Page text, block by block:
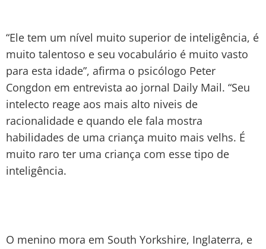
“Ele tem um nível muito superior de inteligência, é
muito talentoso e seu vocabulário é muito vasto
para esta idade”, afirma o psicólogo Peter
Congdon em entrevista ao jornal Daily Mail. “Seu
intelecto reage aos mais alto niveis de
racionalidade e quando ele fala mostra
habilidades de uma criança muito mais velhs. É
muito raro ter uma criança com esse tipo de
inteligência.
O menino mora em South Yorkshire, Inglaterra, e